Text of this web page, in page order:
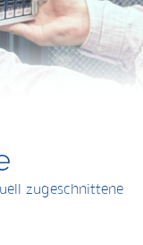
zugeschnittene